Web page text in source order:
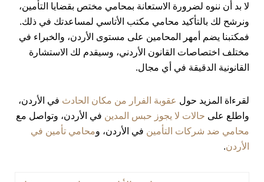
لا بد أن ننوه لضرورة الاستعانة بمحامي مختص بقضايا التأمين،
ونرشح لك بالتأكيد محامي مكتب الأتاسي لمساعدتك في ذلك.
فمكتبنا يضم أمهر المحامين على مستوى الأردن، والخبراء في
مختلف اختصاصات القانون الأردني، وسيقدم لك الاستشارة
القانونية الدقيقة في أي مجال.
لقرءاة المزيد حول عقوبة الفرار من مكان الحادث في الأردن،
واطلع على حالات لا يجوز حبس المدين في الأردن، وتواصل مع
محامي ضد شركات التأمين في الأردن، ومحامي تأمين في
الأردن.